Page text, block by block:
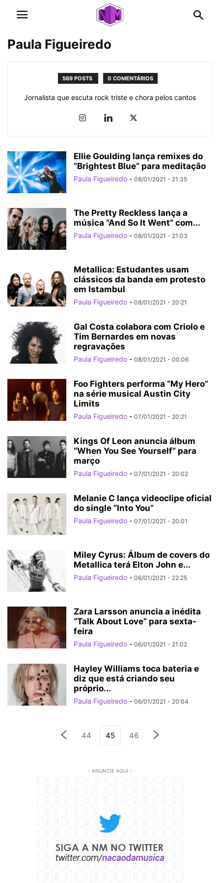
Paula Figueiredo
569 POSTS 0 COMENTÁRIOS
Jornalista que escuta rock triste e chora pelos cantos
Ellie Goulding lança remixes do
“Brightest Blue” para meditação
Paula Figueiredo - 08/01/2021 - 21:35
The Pretty Reckless lança a
música “And So It Went” com...
Paula Figueiredo - 08/01/2021 - 21:03
Metallica: Estudantes usam
clássicos da banda em protesto
em Istambul
Paula Figueiredo - 08/01/2021 - 20:21
Gal Costa colabora com Criolo e
Tim Bernardes em novas
regravações
Paula Figueiredo - 08/01/2021 - 00:06
Foo Fighters performa “My Hero”
na série musical Austin City
Limits
Paula Figueiredo - 07/01/2021 - 20:21
Kings Of Leon anuncia álbum
“When You See Yourself” para
março
Paula Figueiredo - 07/01/2021 - 20:02
Melanie C lança videoclipe oficial
do single “Into You”
Paula Figueiredo - 07/01/2021 - 20:01
Miley Cyrus: Álbum de covers do
Metallica terá Elton John e...
Paula Figueiredo - 06/01/2021 - 22:25
Zara Larsson anuncia a inédita
“Talk About Love” para sexta-
feira
Paula Figueiredo - 06/01/2021 - 21:02
Hayley Williams toca bateria e
diz que está criando seu
próprio...
Paula Figueiredo - 06/01/2021 - 20:04
44 45 46
- ANUNCIE AQUI -